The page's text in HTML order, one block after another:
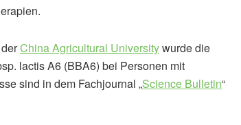
China Agricultural Universitywurde die
lactis A6 (BBA6) bei Personen mit
sind in dem Fachjournal „Science Bulletin“